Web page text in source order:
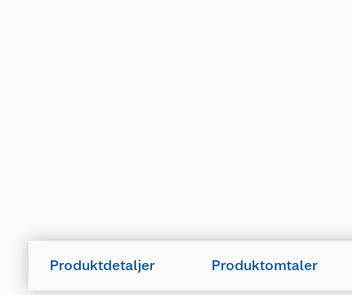
Produktdetaljer Produktomtaler